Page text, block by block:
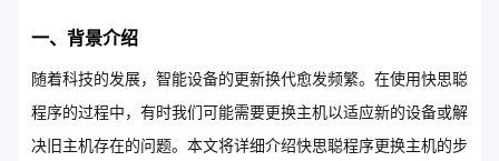
一、背景介绍
随着科技的发展，智能设备的更新换代愈发频繁。在使用快思聪
程序的过程中，有时我们可能需要更换主机以适应新的设备或解
决旧主机存在的问题。本文将详细介绍快思聪程序更换主机的步